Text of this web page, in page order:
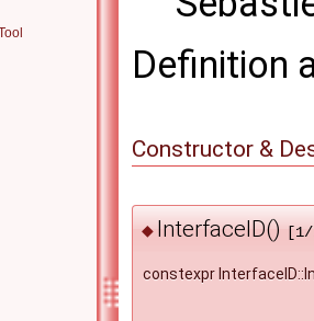
Definition
Constructor &
◆ InterfaceID()
constexpr